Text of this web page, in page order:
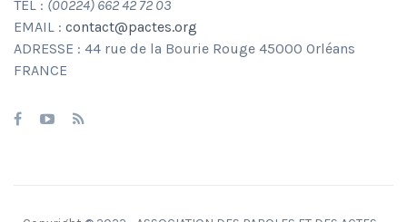
TEL : (00224) 662 42 72 03
EMAIL : contact@pactes.org
ADRESSE : 44 rue de la Bourie Rouge 45000 Orléans
FRANCE